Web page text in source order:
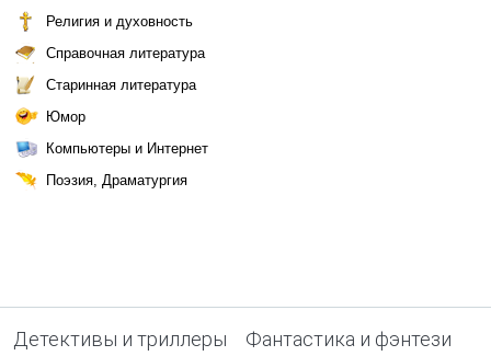
Религия и духовность
Справочная литература
Старинная литература
Юмор
Компьютеры и Интернет
Поэзия, Драматургия
Детективы и триллеры Фантастика и фэнтези